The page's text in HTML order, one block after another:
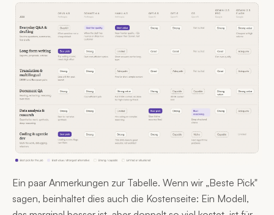
Ein paar Anmerkungen zur Tabelle. Wenn wir „Beste Pick"
sagen, beinhaltet dies auch die Kostenseite: Ein Modell,